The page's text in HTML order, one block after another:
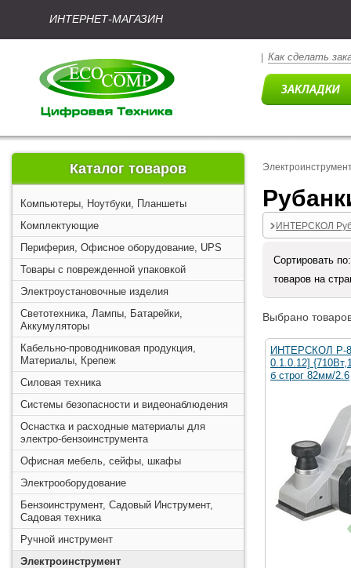
ИНТЕРНЕТ-МАГАЗИН
Как сделать
Каталог товаров
Компьютеры, Ноутбуки, Планшеты
Комплектующие
Периферия, Офисное оборудование, UPS
Товары с поврежденной упаковкой
Электроустановочные изделия
Светотехника, Лампы, Батарейки,
Аккумуляторы
Кабельно-проводниковая продукция,
Материалы, Крепеж
Силовая техника
Системы безопасности и видеонаблюдения
Оснастка и расходные материалы для
электро-бензоинструмента
Офисная мебель, сейфы, шкафы
Электрооборудование
Бензоинструмент, Садовый Инструмент,
Садовая техника
Ручной инструмент
Электроинструмент
ИНТЕРСКОЛ
Сортировать
товаров на
Выбрано
ИНТЕРСКОЛ Р-
0.1.0.12]
б строг 82мм/2.6